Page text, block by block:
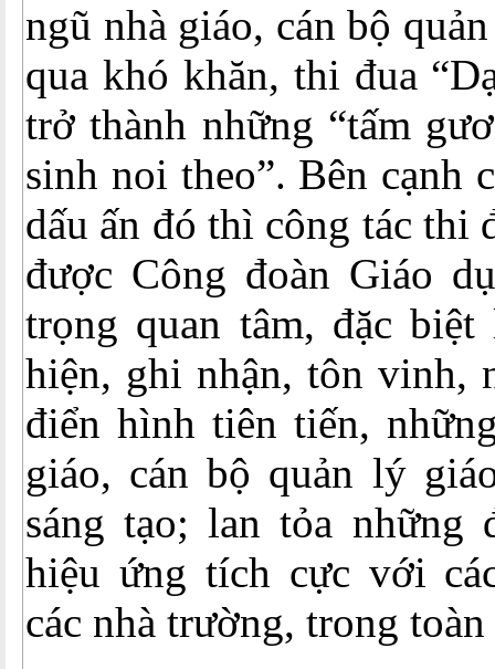
ngũ nhà giáo, cán bộ
qua khó khăn, thi đua
trở thành những “tấm
sinh noi theo”. Bên cạnh
dấu ấn đó thì công tác thi
được Công đoàn Giáo
trọng quan tâm, đặc
hiện, ghi nhận, tôn vinh,
điển hình tiên tiến,
giáo, cán bộ quản lý
sáng tạo; lan tỏa những
hiệu ứng tích cực với
các nhà trường, trong